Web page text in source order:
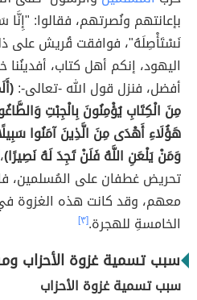
بإعانتهم ونُصرتهم، فقالوا:
نَسْتَأْصِلَهُ"، فوافقت قُريش على
اليهود، إنكم أهل كتاب، أفدينُنا
أفضل، فنزل قول الله -تعالى-:
مِنَ الْكِتَابِ يُؤْمِنُونَ بِالْجِبْتِ
هَؤُلَاءِ أَهْدَى مِنَ الَّذِينَ آمَنُوا
وَمَنْ يَلْعَنِ اللَّهُ فَلَنْ تَجِدَ لَهُ نَصِيرًا)،
تحريض غطفان على المُسلمين،
معهم، وقد كانت هذه الغزوة
الخامسةِ للهجرة.[٣]
سبب تسمية غزوة الأحزاب
سبب تسمية غزوة الأحزاب